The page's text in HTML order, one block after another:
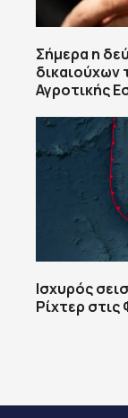
Σήμερα η
δικαιούχων
Αγροτικής
Ισχυρός
Ρίχτερ στις